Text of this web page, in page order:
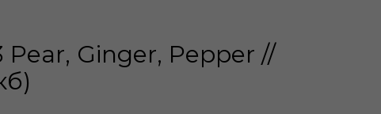
Pear, Ginger, Pepper //